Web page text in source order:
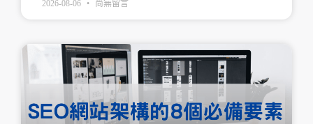
2026-08-06 尚無留言